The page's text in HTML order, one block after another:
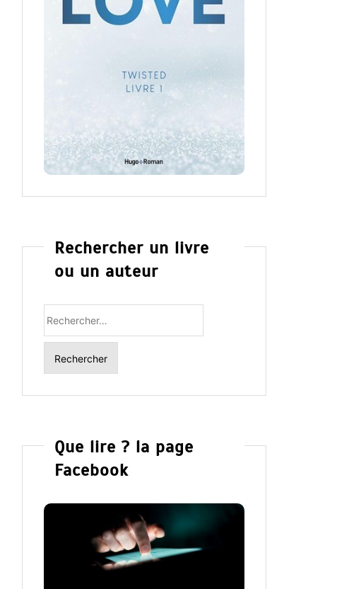
Rechercher un livre
ou un auteur
Que lire ? la page
Facebook